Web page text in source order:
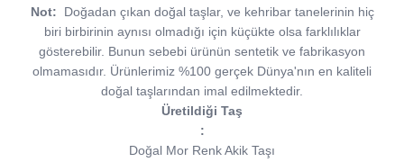
Not: Doğadan çıkan doğal taşlar, ve kehribar tanelerinin hiç
biri birbirinin aynısı olmadığı için küçükte olsa farklılıklar
gösterebilir. Bunun sebebi ürünün sentetik ve fabrikasyon
olmamasıdır. Ürünlerimiz %100 gerçek Dünya'nın en kaliteli
doğal taşlarından imal edilmektedir.
Üretildiği Taş
:
Doğal Mor Renk Akik Taşı